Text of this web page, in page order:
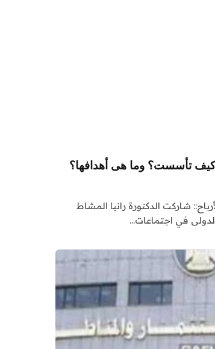
شاركت الدكتورة رانيا المشاط
الدولى في اجتماعات…